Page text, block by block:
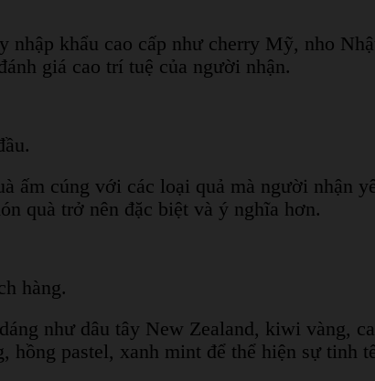
khẩu cao cấp như cherry Mỹ, nho
giá cao trí tuệ của người nhận.
ấm cúng với các loại quả mà người nhận
quà trở nên đặc biệt và ý nghĩa hơn.
hàng.
như dâu tây New Zealand, kiwi vàng,
pastel, xanh mint để thể hiện sự tinh